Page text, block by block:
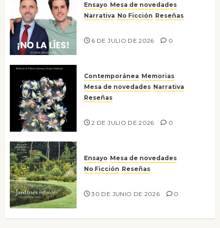
Ensayo Mesa de novedades
Narrativa No Ficción Reseñas
6 DE JULIO DE 2026 0
Contemporánea Memorias
Mesa de novedades Narrativa
Reseñas
2 DE JULIO DE 2026 0
Ensayo Mesa de novedades
No Ficción Reseñas
30 DE JUNIO DE 2026 0